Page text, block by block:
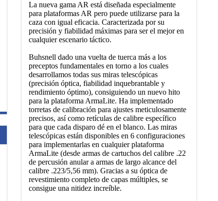
La nueva gama AR está diseñada especialmente
para plataformas AR pero puede utilizarse para la
caza con igual eficacia. Caracterizada por su
precisión y fiabilidad máximas para ser el mejor en
cualquier escenario táctico.
Buhsnell dado una vuelta de tuerca más a los
preceptos fundamentales en torno a los cuales
desarrollamos todas sus miras telescópicas
(precisión óptica, fiabilidad inquebrantable y
rendimiento óptimo), consiguiendo un nuevo hito
para la plataforma ArmaLite. Ha implementado
torretas de calibración para ajustes meticulosamente
precisos, así como retículas de calibre específico
para que cada disparo dé en el blanco. Las miras
telescópicas están disponibles en 6 configuraciones
para implementarlas en cualquier plataforma
ArmaLite (desde armas de cartuchos del calibre .22
de percusión anular a armas de largo alcance del
calibre .223/5,56 mm). Gracias a su óptica de
revestimiento completo de capas múltiples, se
consigue una nitidez increíble.